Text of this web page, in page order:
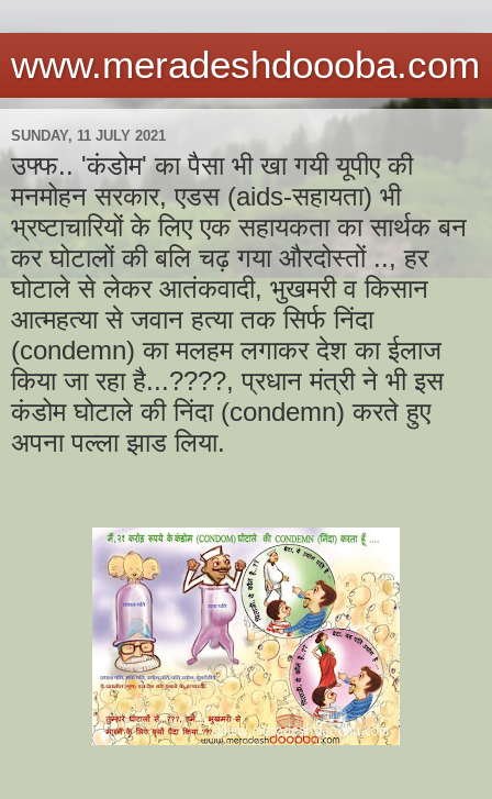
www.meradeshdoooba.com
SUNDAY, 11 JULY 2021
उफ्फ.. 'कंडोम' का पैसा भी खा गयी यूपीए की
मनमोहन सरकार, एडस (aids-सहायता) भी
भ्रष्टाचारियों के लिए एक सहायकता का सार्थक बन
कर घोटालों की बलि चढ़ गया औरदोस्तों .., हर
घोटाले से लेकर आतंकवादी, भुखमरी व किसान
आत्महत्या से जवान हत्या तक सिर्फ निंदा
(condemn) का मलहम लगाकर देश का ईलाज
किया जा रहा है...????, प्रधान मंत्री ने भी इस
कंडोम घोटाले की निंदा (condemn) करते हुए
अपना पल्ला झाड लिया.